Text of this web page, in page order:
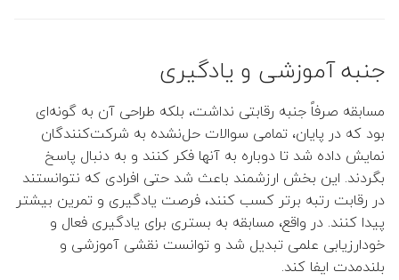
👤 ملیحه یوسف زاده
👤 علیرضا نصراصفهانی
👤 محمدرضا پوریای ولی
👤 سمیه اشرفی
👤 شکرا سالاریان
جنبه آموزشی و یادگیری
مسابقه صرفاً جنبه رقابتی نداشت، بلکه طراحی آن به گونه‌ای
بود که در پایان، تمامی سوالات حل‌نشده به شرکت‌کنندگان
نمایش داده شد تا دوباره به آنها فکر کنند و به دنبال پاسخ
بگردند. این بخش ارزشمند باعث شد حتی افرادی که نتوانستند
در رقابت رتبه برتر کسب کنند، فرصت یادگیری و تمرین بیشتر
پیدا کنند. در واقع، مسابقه به بستری برای یادگیری فعال و
خودارزیابی علمی تبدیل شد و توانست نقشی آموزشی و
بلندمدت ایفا کند.